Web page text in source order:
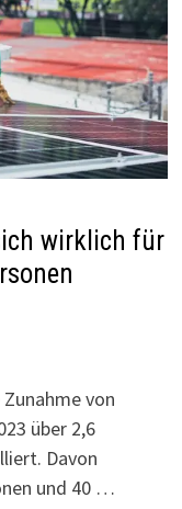
wirklich für
von
über 2,6
Davon
und 40 …